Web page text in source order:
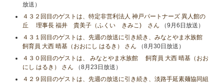
放送）
４３２回目のゲストは、特定非営利法人 神戸パートナーズ 異人館の
丘 理事長 福井 貴美子（ふくい きみこ) さん （9月6日放送）
４３１回目のゲストは、先週の放送に引き続き、みなとやま水族館
飼育員 大西 晴基（おおにし はるき） さん （8月30日放送）
４３０回目のゲストは、 みなとやま水族館 飼育員 大西 晴基（おお
にし はるき） さん （8月23日放送）
４２９回目のゲストは、先週の放送に引き続き、淡路手延素麺協同組